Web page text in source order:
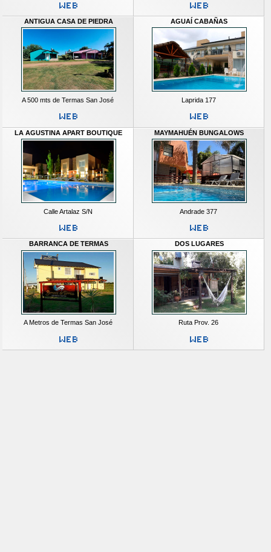
ANTIGUA CASA DE PIEDRA
A 500 mts de Termas San José
AGUAÍ CABAÑAS
Laprida 177
LA AGUSTINA APART BOUTIQUE
Calle Artalaz S/N
MAYMAHUÉN BUNGALOWS
Andrade 377
BARRANCA DE TERMAS
A Metros de Termas San José
DOS LUGARES
Ruta Prov. 26